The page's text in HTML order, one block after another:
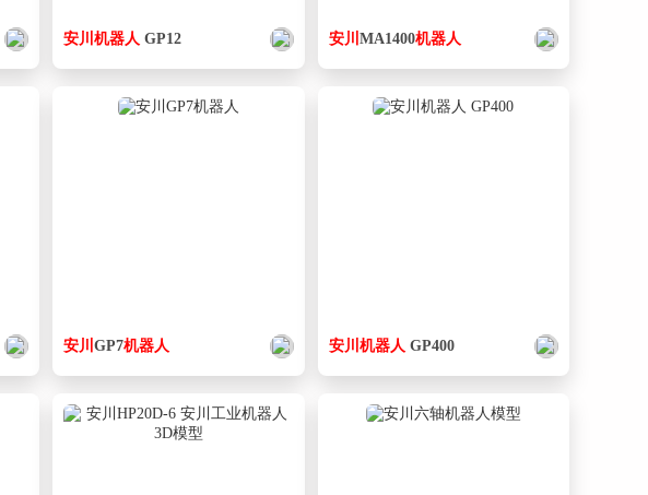
安川机器人 GP12 安川 MA1400机器人
安川GP7机器人 安川 机器人 GP400